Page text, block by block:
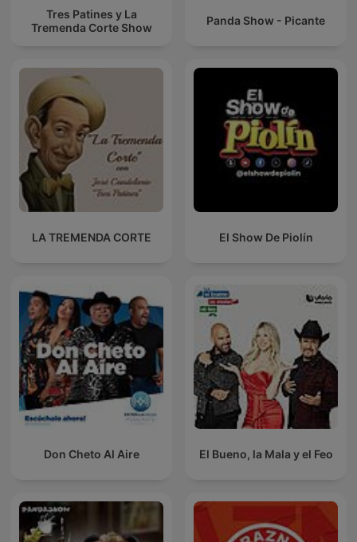
Tres Patines y La
Tremenda Corte Show
Panda Show - Picante
LA TREMENDA CORTE El Show De Piolín
Don Cheto Al Aire El Bueno, la Mala y el Feo